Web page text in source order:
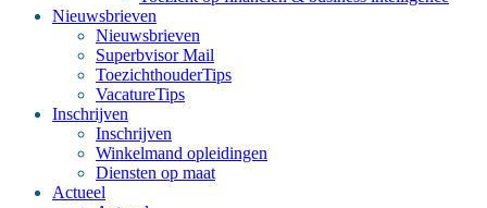
Nieuwsbrieven
Nieuwsbrieven
Superbvisor Mail
ToezichthouderTips
VacatureTips
Inschrijven
Inschrijven
Winkelmand opleidingen
Diensten op maat
Actueel